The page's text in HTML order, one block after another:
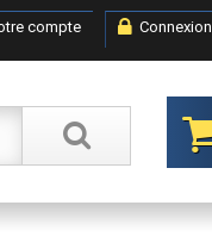
Connexion
compte